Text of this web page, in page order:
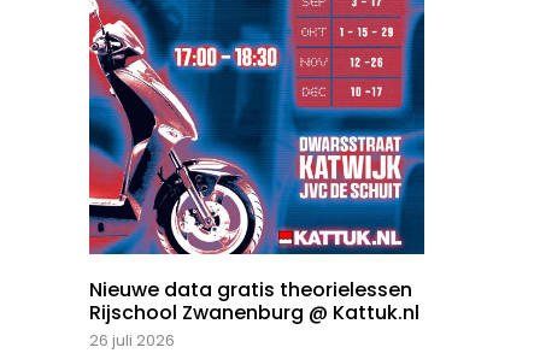
Nieuwe data gratis theorielessen
Rijschool Zwanenburg @ Kattuk.nl
26 juli 2026